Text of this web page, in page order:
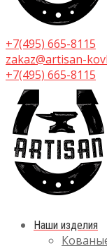
+7(495) 665-8115
zakaz@artisan-
+7(495) 665-8115
Наши изделия